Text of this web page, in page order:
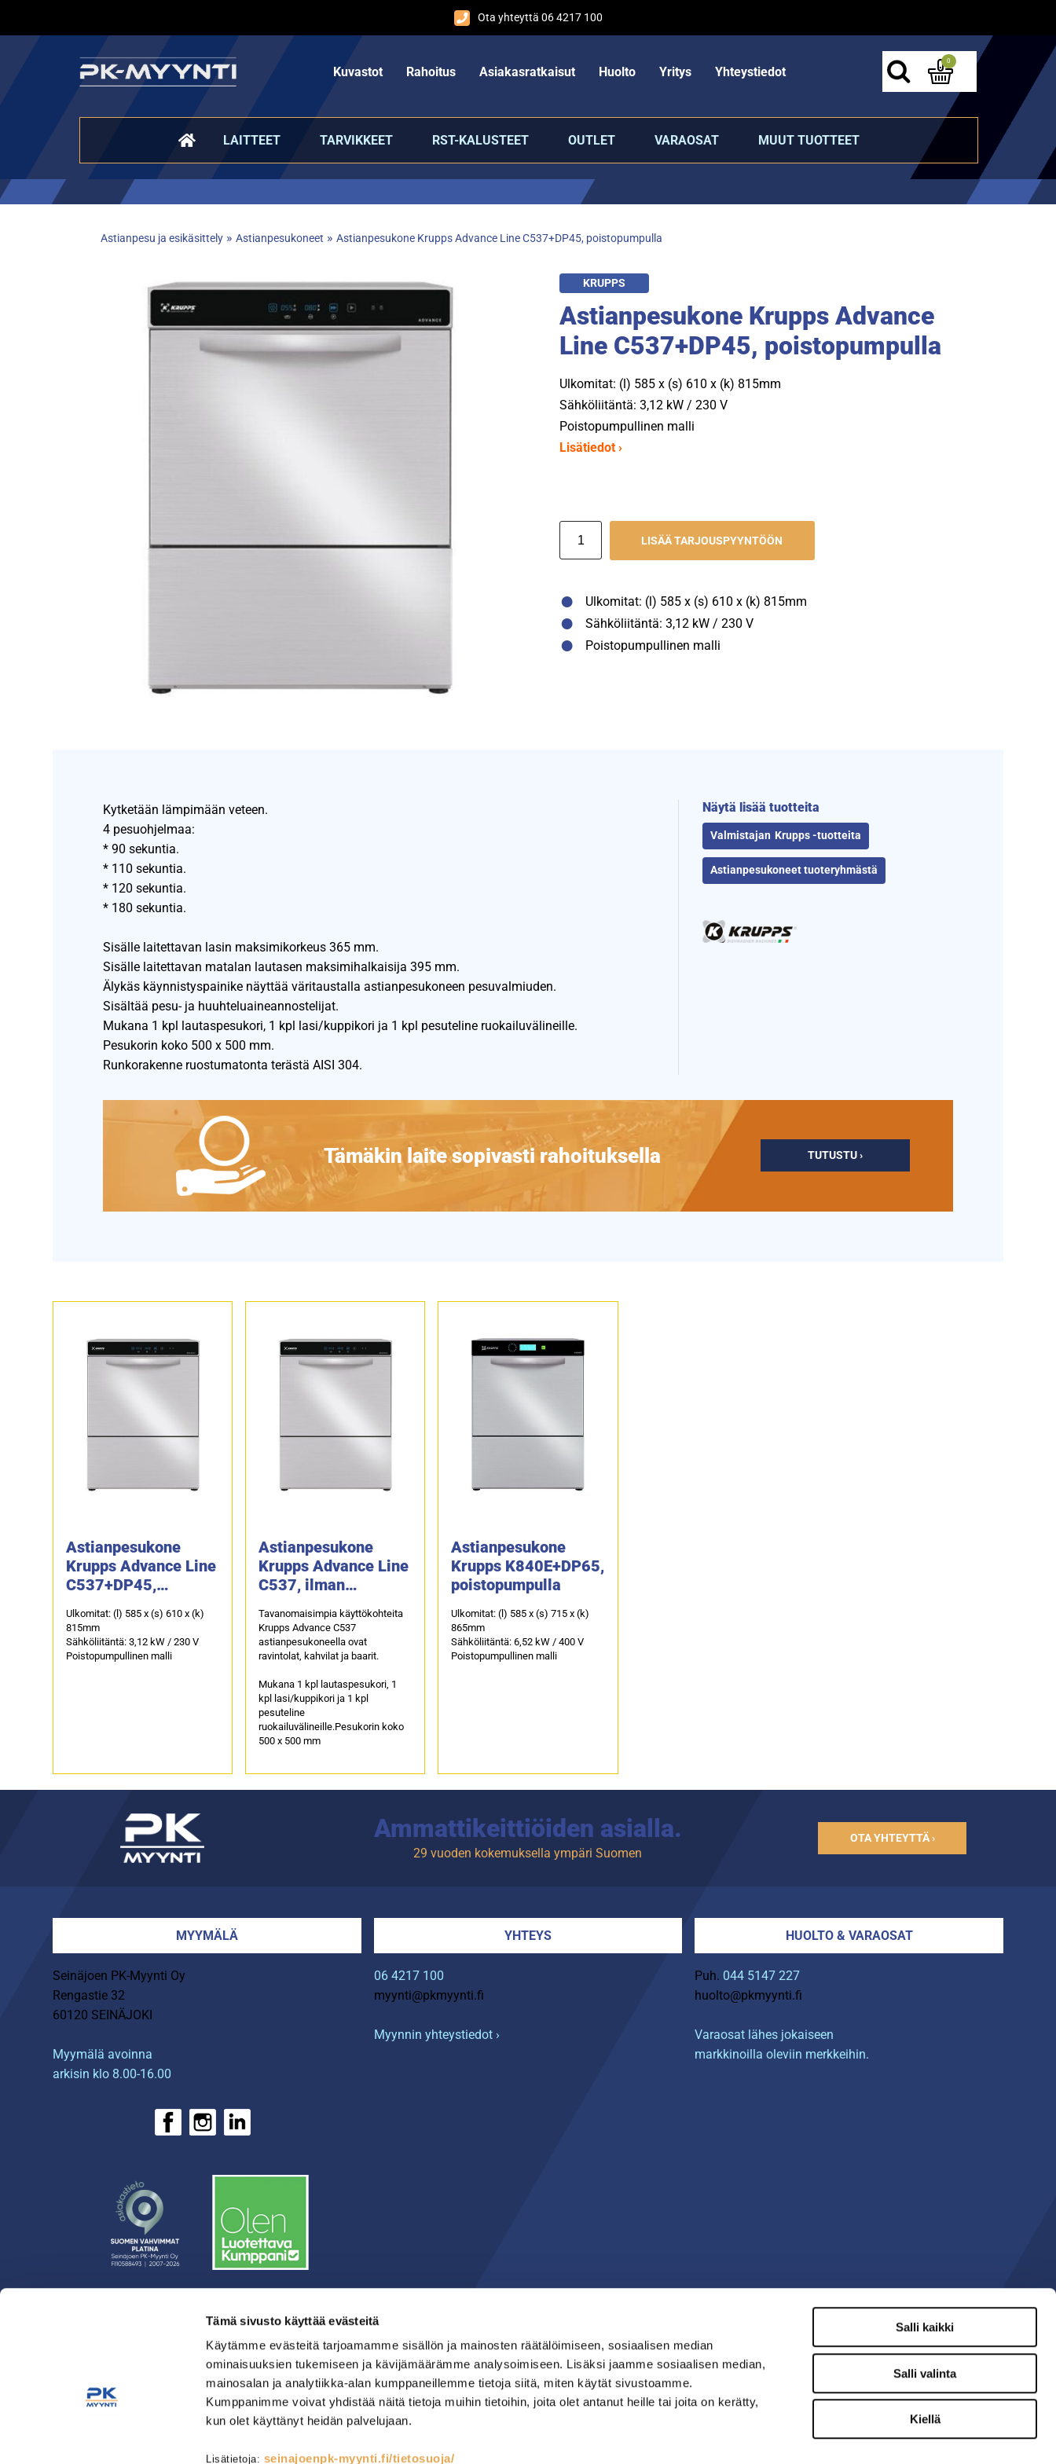
Tämä sivusto käyttää evästeitä
Käytämme evästeitä tarjoamamme sisällön ja mainosten räätälöimiseen, sosiaalisen median
ominaisuuksien tukemiseen ja kävijämäärämme analysoimiseen. Lisäksi jaamme sosiaalisen median,
mainosalan ja analytiikka-alan kumppaneillemme tietoja siitä, miten käytät sivustoamme.
Kumppanimme voivat yhdistää näitä tietoja muihin tietoihin, joita olet antanut heille tai joita on kerätty,
kun olet käyttänyt heidän palvelujaan.
Lisätietoja: seinajoenpk-myynti.fi/tietosuoja/
Salli kaikki
Salli valinta
Kiellä
Ota yhteyttä 06 4217 100
Kuvastot Rahoitus Asiakasratkaisut Huolto Yritys Yhteystiedot
0
LAITTEET TARVIKKEET RST-KALUSTEET OUTLET VARAOSAT MUUT TUOTTEET
Astianpesu ja esikäsittely» Astianpesukoneet » Astianpesukone Krupps Advance Line C537+DP45, poistopumpulla
KRUPPS
Astianpesukone Krupps Advance
Line C537+DP45, poistopumpulla
Ulkomitat: (l) 585 x (s) 610 x (k) 815mm
Sähköliitäntä: 3,12 kW / 230 V
Poistopumpullinen malli
Lisätiedot ›
LISÄÄ TARJOUSPYYNTÖÖN
Ulkomitat: (l) 585 x (s) 610 x (k) 815mm
Sähköliitäntä: 3,12 kW / 230 V
Poistopumpullinen malli
Kytketään lämpimään veteen.
4 pesuohjelmaa:
* 90 sekuntia.
* 110 sekuntia.
* 120 sekuntia.
* 180 sekuntia.
Sisälle laitettavan lasin maksimikorkeus 365 mm.
Sisälle laitettavan matalan lautasen maksimihalkaisija 395 mm.
Älykäs käynnistyspainike näyttää väritaustalla astianpesukoneen pesuvalmiuden.
Sisältää pesu- ja huuhteluaineannostelijat.
Mukana 1 kpl lautaspesukori, 1 kpl lasi/kuppikori ja 1 kpl pesuteline ruokailuvälineille.
Pesukorin koko 500 x 500 mm.
Runkorakenne ruostumatonta terästä AISI 304.
Näytä lisää tuotteita
Krupps -tuotteita
Astianpesukoneet tuoteryhmästä
Tämäkin laite sopivasti rahoituksella TUTUSTU ›
Astianpesukone
Krupps Advance Line
C537+DP45,
Ulkomitat: (l) 585 x (s) 610 x (k)
815mm
Sähköliitäntä: 3,12 kW / 230 V
Poistopumpullinen malli
Astianpesukone
Krupps Advance Line
C537, ilman
Tavanomaisimpia käyttökohteita
Krupps Advance C537
astianpesukoneella ovat
ravintolat, kahvilat ja baarit.
Mukana 1 kpl lautaspesukori, 1
kpl lasi/kuppikori ja 1 kpl
pesuteline
ruokailuvälineille.Pesukorin koko
500 x 500 mm
Astianpesukone
Krupps K840E+DP65,
poistopumpulla
Ulkomitat: (l) 585 x (s) 715 x (k)
865mm
Sähköliitäntä: 6,52 kW / 400 V
Poistopumpullinen malli
Ammattikeittiöiden asialla.
29 vuoden kokemuksella ympäri Suomen
OTA YHTEYTTÄ ›
MYYMÄLÄ
Seinäjoen PK-Myynti Oy
Rengastie 32
60120 SEINÄJOKI
Myymälä avoinna
arkisin klo 8.00-16.00
YHTEYS
06 4217 100
myynti@pkmyynti.fi
Myynnin yhteystiedot ›
HUOLTO & VARAOSAT
Puh. 044 5147 227
huolto@pkmyynti.fi
Varaosat lähes jokaiseen
markkinoilla oleviin merkkeihin.
› Yritys
› Yhteystiedot